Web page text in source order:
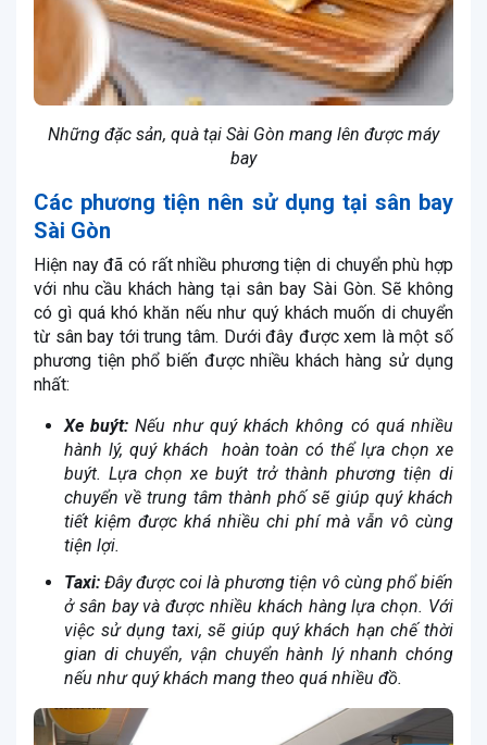
Những đặc sản, quà tại Sài Gòn mang lên được máy
bay
Các phương tiện nên sử dụng tại sân bay
Sài Gòn
Hiện nay đã có rất nhiều phương tiện di chuyển phù hợp
với nhu cầu khách hàng tại sân bay Sài Gòn. Sẽ không
có gì quá khó khăn nếu như quý khách muốn di chuyển
từ sân bay tới trung tâm. Dưới đây được xem là một số
phương tiện phổ biến được nhiều khách hàng sử dụng
nhất:
Xe buýt: Nếu như quý khách không có quá nhiều
hành lý, quý khách hoàn toàn có thể lựa chọn xe
buýt. Lựa chọn xe buýt trở thành phương tiện di
chuyển về trung tâm thành phố sẽ giúp quý khách
tiết kiệm được khá nhiều chi phí mà vẫn vô cùng
tiện lợi.
Taxi: Đây được coi là phương tiện vô cùng phổ biến
ở sân bay và được nhiều khách hàng lựa chọn. Với
việc sử dụng taxi, sẽ giúp quý khách hạn chế thời
gian di chuyển, vận chuyển hành lý nhanh chóng
nếu như quý khách mang theo quá nhiều đồ.